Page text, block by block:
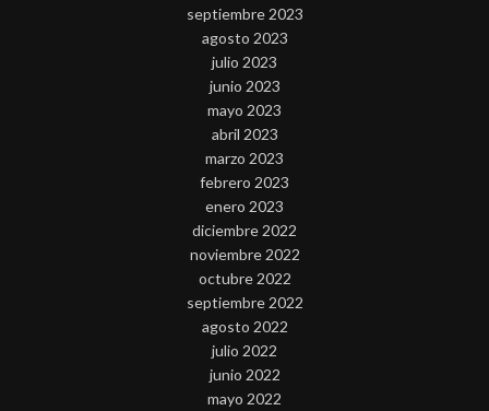
septiembre 2023
agosto 2023
julio 2023
junio 2023
mayo 2023
abril 2023
marzo 2023
febrero 2023
enero 2023
diciembre 2022
noviembre 2022
octubre 2022
septiembre 2022
agosto 2022
julio 2022
junio 2022
mayo 2022